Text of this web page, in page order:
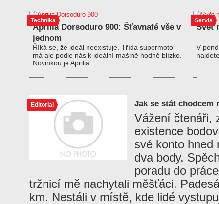
Technika
Aprilia Dorsoduro 900: Šťavnaté vše v
jednom
Říká se, že ideál neexistuje. Třída supermoto
má ale podle nás k ideální mašině hodně blízko.
Novinkou je Aprilia…
Servis
Svět
V
Editorial Jak se stát chodcem
Vážení čtenáři,
existence
své konto hned
dva body.
poradu do
tržnicí mě nachytali měšťáci.
km. Nestáli v místě, kde lidé